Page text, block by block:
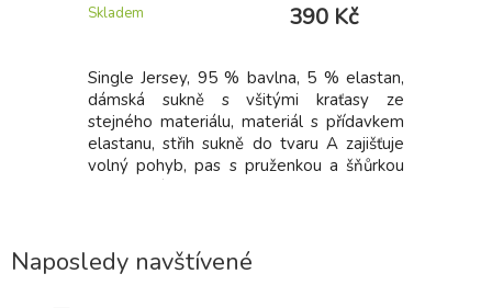
Skladem 390 Kč
Single Jersey, 95 % bavlna, 5 % elastan,
dámská sukně s všitými kraťasy ze
stejného materiálu, materiál s přídavkem
elastanu, střih sukně do tvaru A zajišťuje
volný pohyb, pas s pruženkou a šňůrkou
Naposledy navštívené